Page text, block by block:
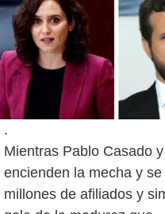
.
Mientras Pablo Casado
encienden la mecha y
millones de afiliados y